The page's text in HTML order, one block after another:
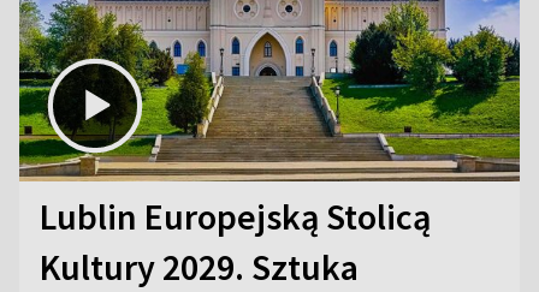
Lublin Europejską Stolicą
Kultury 2029. Sztuka